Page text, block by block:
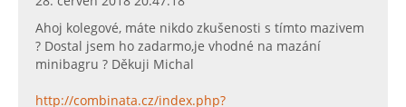
Ahoj kolegové, máte nikdo zkušenosti s tímto mazivem
? Dostal jsem ho zadarmo,je vhodné na mazání
minibagru ? Děkuji Michal
http://combinata.cz/index.php?